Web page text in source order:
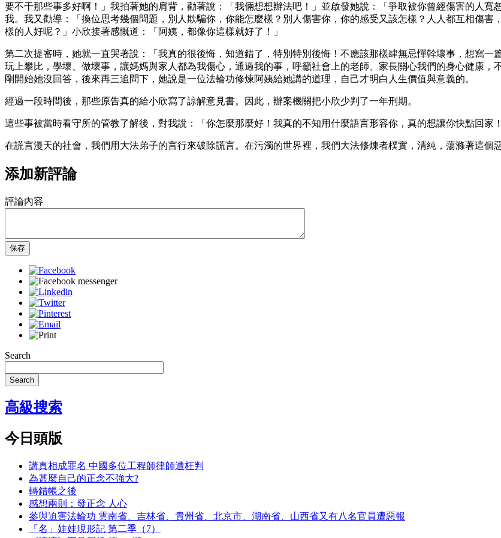
要不干那些事多好啊！」我拍著她的肩背，勸著說：「我倆想想辦法吧！」並啟發她說：「爭取被你曾經傷害的人
我。我又勸導：「換位思考幾個問題，別人欺騙你，你能怎麼樣？別人傷害你，你的感受又該怎樣？人人都互相傷
樣的人好呢？」小欣接著感慨道：「阿姨，都像你這樣就好了！」
第二次提審時，她就一直哭著說：「我真的很後悔，知道錯了，特別特別後悔！不應該那樣肆無忌憚幹壞事，想寫一
玩上攀比，學壞、做壞事，讓媽媽與家人都為我傷心，通過我的事，呼籲社會上的老師、家長關心我們的身心健康，
剛開始她沒回答，後來再三追問下，她說是一位法輪功修煉阿姨給她講的道理，自己才明白人生價值與意義的。
經過一段時間後，那些原告真的給小欣寫了諒解意見書。因此，辦案機關把小欣少判了一年刑期。
這些事被當時看守所的管教了解後，對我說：「你怎麼那麼好！我真的不知用什麼語言形容你，真的想讓你快點回家！
在謊言漫天的社會，我們用大法弟子的言行來破除謊言。在污濁的世界裡，我們大法修煉者樸實，清純，蕩滌著這個惡
添加新評論
評論內容
保存
Search
Search
高級搜索
今日頭版
講真相成罪名 中國多位工程師律師遭枉判
為甚麼自己的正念不強大?
轉錯帳之後
感想兩則：發正念 人心
參與迫害法輪功 雲南省、吉林省、貴州省、北京市、湖南省、山西省又有八名官員遭惡報
「名」娃娃現形記 第二季（7）